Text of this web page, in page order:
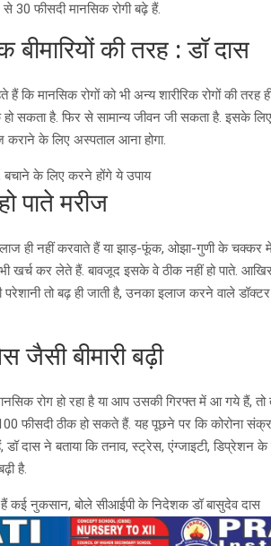
30 फीसदी मानसिक रोगी बढ़े हैं.
बीमारियों की तरह : डॉ दास
कि मानसिक रोगों को भी अन्य शारीरिक रोगों की तरह
हो सकता है. फिर से सामान्य जीवन जी सकता है. इसके
कराने के लिए अस्पताल आना होगा.
के लिए करने होंगे ये उपाय
पाते मरीज
ही नहीं करवाते हैं या झाड़-फूंक, ओझा-गुणी के
खर्च कर लेते हैं. बावजूद इसके वे ठीक नहीं हो पाते.
तो बढ़ ही जाती है, उनका इलाज करने वाले
जैसी बीमारी बढ़ी
रोग हो रहा है या आप उसकी गिरफ्त में आ गये हैं, तो
फीसदी ठीक हो सकते हैं. यह पूछने पर कि कोरोना
डॉ दास ने बताया कि तनाव, स्ट्रेस, एंग्जाइटी, डिप्रेशन के
है.
हैं कई नुकसान, बोले सीआईपी के निदेशक डॉ बासुदेव दास